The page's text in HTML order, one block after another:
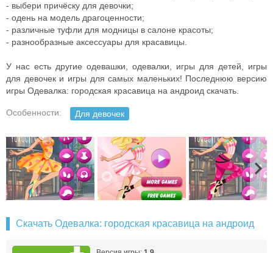
- выбери причёску для девочки;
- одень на модель драгоценности;
- различные туфли для модницы в салоне красоты;
- разнообразные аксессуары для красавицы.
У нас есть другие одевашки, одевалки, игры для детей, игры
для девочек и игры для самых маленьких! Последнюю версию
игры Одевалка: городская красавица на андроид скачать.
Особенности: Для девочек
Скачать Одевалка: городская красавица на андроид